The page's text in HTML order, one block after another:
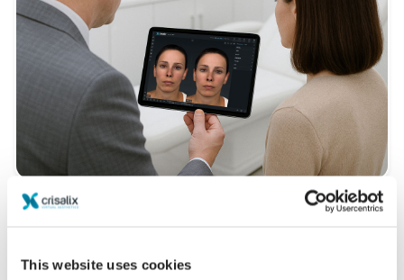
This website uses cookies
En tu próxima cita podrás descubrir tu nuevo yo al